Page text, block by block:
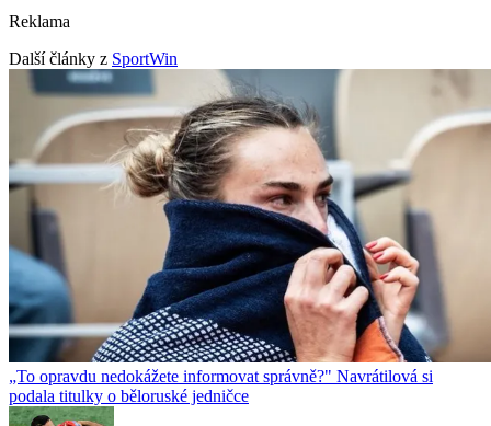
Reklama
Další články z SportWin
„To opravdu nedokážete informovat správně?" Navrátilová si
podala titulky o běloruské jedničce